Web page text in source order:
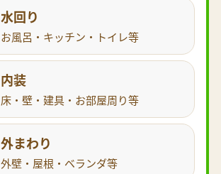
水回り
お風呂・キッチン・トイレ等
内装
床・壁・建具・お部屋周り等
外まわり
外壁・屋根・ベランダ等